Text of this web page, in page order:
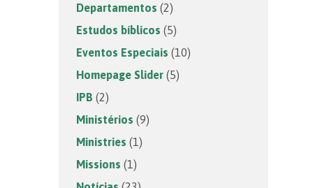
Departamentos (2)
Estudos bíblicos (5)
Eventos Especiais (10)
Homepage Slider (5)
IPB (2)
Ministérios (9)
Ministries (1)
Missions (1)